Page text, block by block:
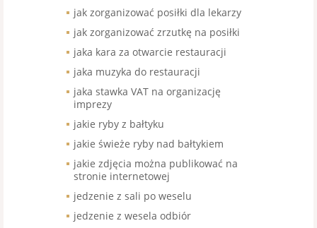
jak zorganizować posiłki dla lekarzy
jak zorganizować zrzutkę na posiłki
jaka kara za otwarcie restauracji
jaka muzyka do restauracji
jaka stawka VAT na organizację
imprezy
jakie ryby z bałtyku
jakie świeże ryby nad bałtykiem
jakie zdjęcia można publikować na
stronie internetowej
jedzenie z sali po weselu
jedzenie z wesela odbiór